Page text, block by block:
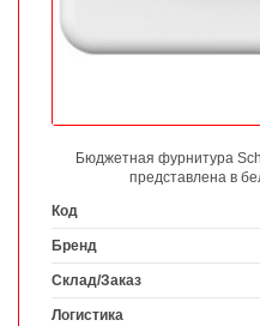
Бюджетная фурнитура
представлена в
Код
Бренд
Склад/Заказ
Логистика